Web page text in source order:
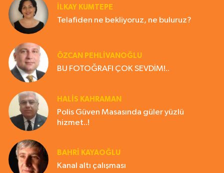
İLKAY KUMTEPE
Telafiden ne bekliyoruz, ne buluruz?
ÖZCAN PEHLİVANOĞLU
BU FOTOĞRAFI ÇOK SEVDİM!..
HALIS KAHRAMAN
Polis Güven Masasında güler yüzlü
hizmet..!
BAHRI KAYAOĞLU
Kanal altı çalışması